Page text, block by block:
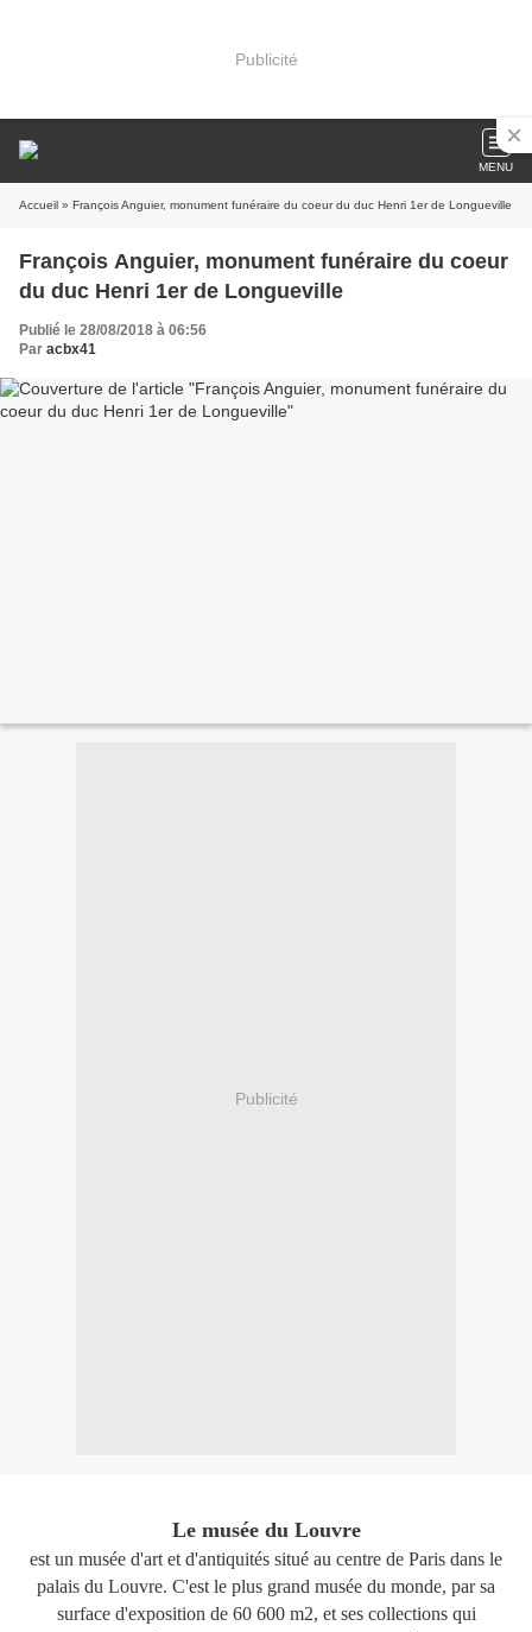
Publicité
MENU
Accueil » François Anguier, monument funéraire du coeur du duc Henri 1er de Longueville
François Anguier, monument funéraire du coeur
du duc Henri 1er de Longueville
Publié le 28/08/2018 à 06:56
Par acbx41
Publicité
Le musée du Louvre
est un musée d'art et d'antiquités situé au centre de Paris dans le
palais du Louvre. C'est le plus grand musée du monde, par sa
surface d'exposition de 60 600 m2, et ses collections qui